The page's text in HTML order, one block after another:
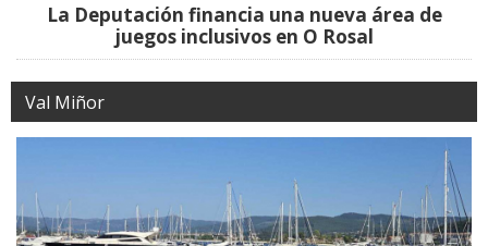
La Deputación financia una nueva área de
juegos inclusivos en O Rosal
Val Miñor